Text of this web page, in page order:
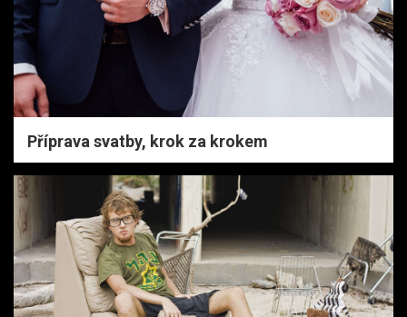
Příprava svatby, krok za krokem